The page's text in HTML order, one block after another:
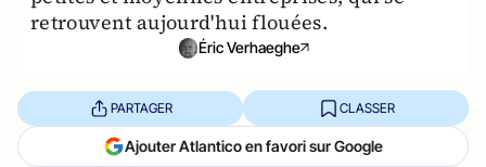
retrouvent aujourd'hui flouées.
Éric Verhaeghe
PARTAGER CLASSER
Ajouter Atlantico en favori sur Google